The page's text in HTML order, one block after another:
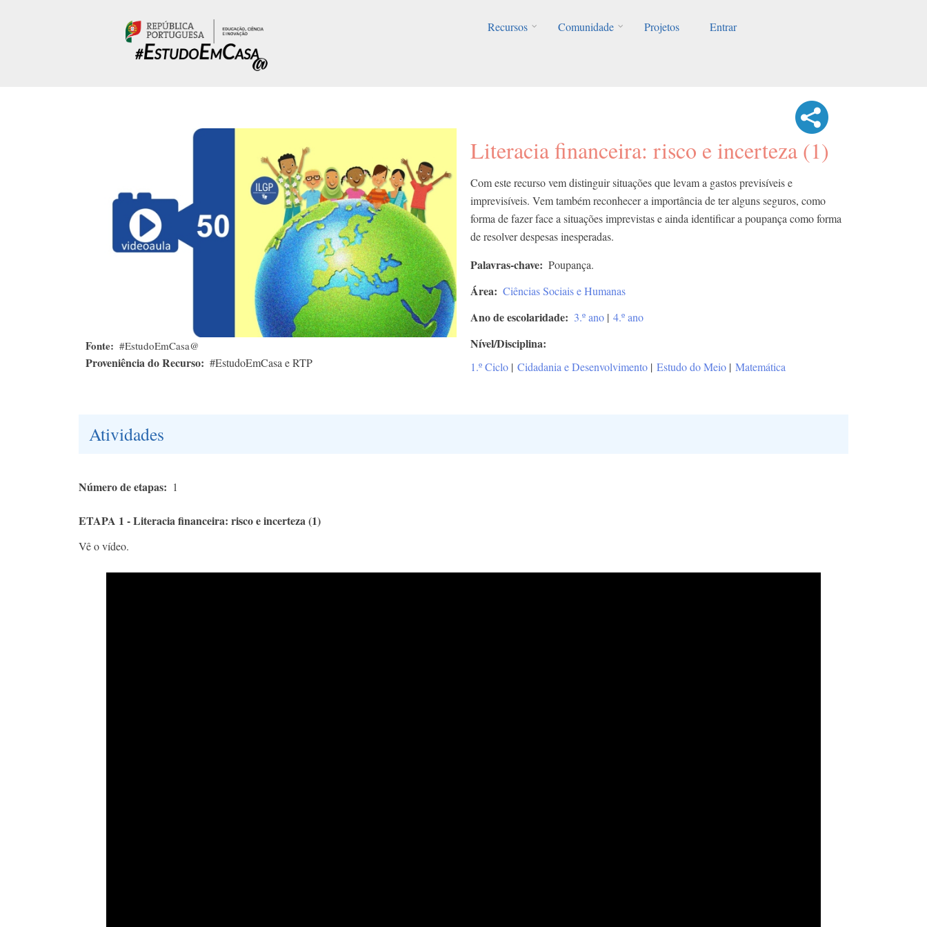
Recursos
Comunidade Projetos Entrar
Fonte #EstudoEmCasa@
Proveniência do Recurso #EstudoEmCasa e RTP
Literacia financeira: risco e incerteza (1)
Com este recurso vem distinguir situações que levam a gastos previsíveis e
imprevisíveis. Vem também reconhecer a importância de ter alguns seguros, como
forma de fazer face a situações imprevistas e ainda identificar a poupança como forma
de resolver despesas inesperadas.
Palavras-chave Poupança.
Área Ciências Sociais e Humanas
Ano de escolaridade 3.º ano | 4.º ano
Nível/Disciplina
1.º Ciclo | Cidadania e Desenvolvimento | Estudo do Meio | Matemática
Atividades
Número de etapas 1
ETAPA 1 - Literacia financeira: risco e incerteza (1)
Vê o vídeo.